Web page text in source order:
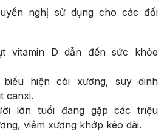
nghị sử dụng cho các đối
vitamin D dẫn đến sức khỏe
hiện còi xương, suy dinh
canxi.
lớn tuổi đang gặp các triệu
viêm xương khớp kéo dài.